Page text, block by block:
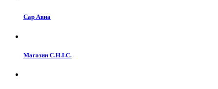
Cар Авиа
Магазин C.H.I.C.